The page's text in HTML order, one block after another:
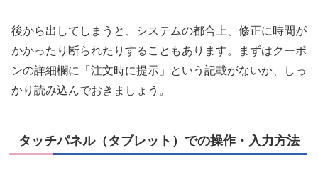
後から出してしまうと、システムの都合上、修正に時間が
かかったり断られたりすることもあります。まずはクーポ
ンの詳細欄に「注文時に提示」という記載がないか、しっ
かり読み込んでおきましょう。
タッチパネル（タブレット）での操作・入力方法